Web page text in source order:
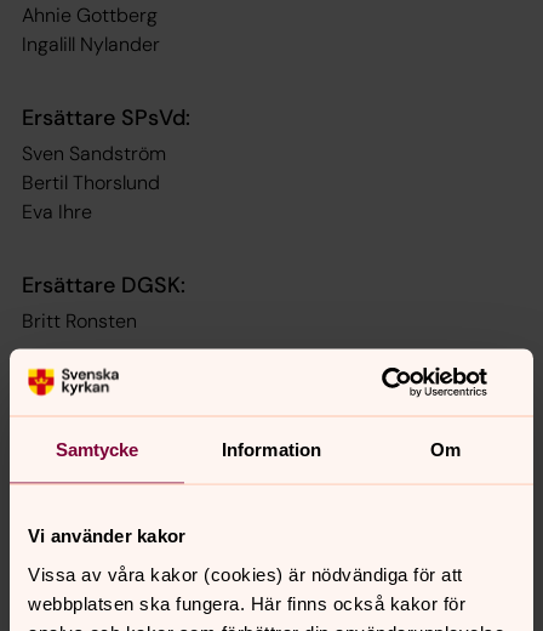
Samtycke Information Om
Vi använder kakor
Vissa av våra kakor (cookies) är nödvändiga för att
webbplatsen ska fungera. Här finns också kakor för
Ahnie Gottberg
Ingalill Nylander
Ersättare SPsVd:
Sven Sandström
Bertil Thorslund
Eva Ihre
Ersättare DGSK:
Britt Ronsten
Domprost Anna Lundgren är självskriven ledamot i
kyrkorådet
Monica Öberg, sekreterare
Kontakta
domkyrkoförsamlingen
Postadress:Norra Kyrkogatan 4, 621 55 Visby